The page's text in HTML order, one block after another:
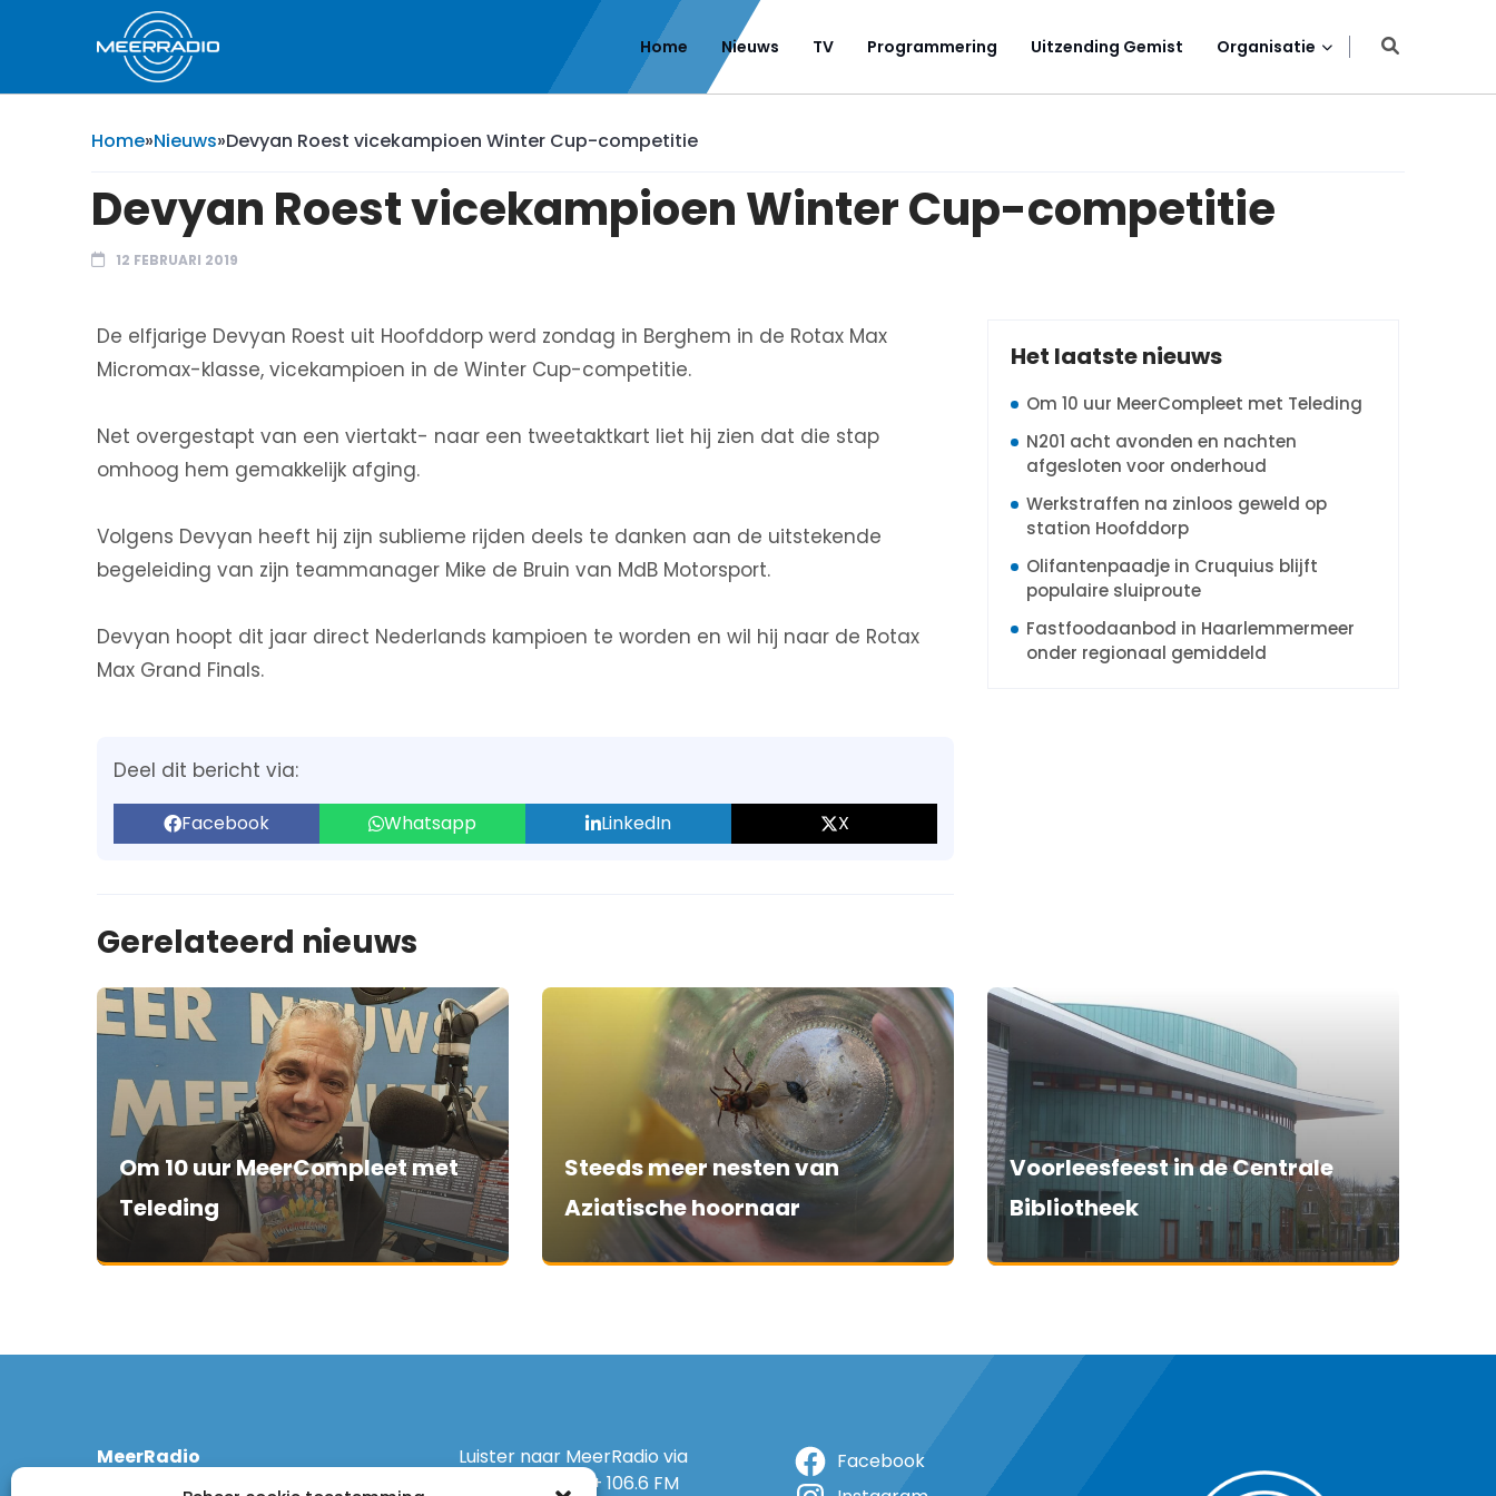
Home Nieuws TV Programmering Uitzending Gemist Organisatie
Home»Nieuws»Devyan Roest vicekampioen Winter Cup-competitie
Devyan Roest vicekampioen Winter Cup-competitie
12 FEBRUARI 2019
De elfjarige Devyan Roest uit Hoofddorp werd zondag in Berghem in de Rotax Max
Micromax-klasse, vicekampioen in de Winter Cup-competitie.
Net overgestapt van een viertakt- naar een tweetaktkart liet hij zien dat die stap
omhoog hem gemakkelijk afging.
Volgens Devyan heeft hij zijn sublieme rijden deels te danken aan de uitstekende
begeleiding van zijn teammanager Mike de Bruin van MdB Motorsport.
Devyan hoopt dit jaar direct Nederlands kampioen te worden en wil hij naar de Rotax
Max Grand Finals.
Deel dit bericht via:
Facebook Whatsapp LinkedIn X
Het laatste nieuws
Om 10 uur MeerCompleet met Teleding
N201 acht avonden en nachten
afgesloten voor onderhoud
Werkstraffen na zinloos geweld op
station Hoofddorp
Olifantenpaadje in Cruquius blijft
populaire sluiproute
Fastfoodaanbod in Haarlemmermeer
onder regionaal gemiddeld
Gerelateerd nieuws
Om 10 uur MeerCompleet met
Teleding
Steeds meer nesten van
Aziatische hoornaar
Voorleesfeest in de Centrale
Bibliotheek
MeerRadio
Luister naar MeerRadio via
Ether: 105.5 FM + 106.6 FM
Facebook